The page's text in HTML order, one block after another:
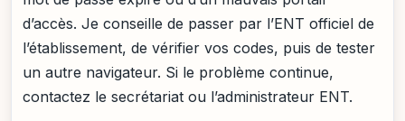
d’accès. Je conseille de passer par l’ENT officiel de
l’établissement, de vérifier vos codes, puis de tester
un autre navigateur. Si le problème continue,
contactez le secrétariat ou l’administrateur ENT.